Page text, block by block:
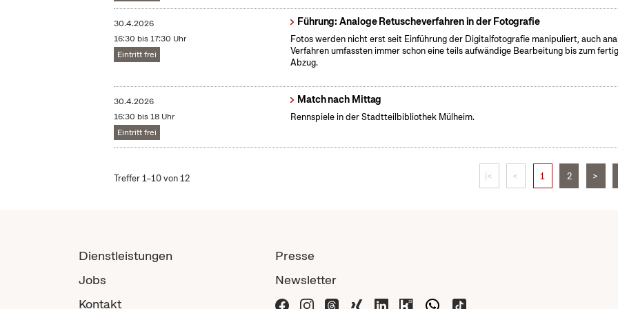
30.4.2026
16:30 bis 17:30 Uhr
Eintritt frei
Führung: Analoge Retuscheverfahren in der Fotografie
Fotos werden nicht erst seit Einführung der Digitalfotografie manipuliert, auch
Verfahren umfassten immer schon eine teils aufwändige Bearbeitung bis zum
Abzug.
30.4.2026
16:30 bis 18 Uhr
Eintritt frei
Match nach Mittag
Rennspiele in der Stadtteilbibliothek Mülheim.
Treffer 1–10 von 12 |< < 1 2 >
Dienstleistungen
Jobs
Kontakt
Presse
Newsletter